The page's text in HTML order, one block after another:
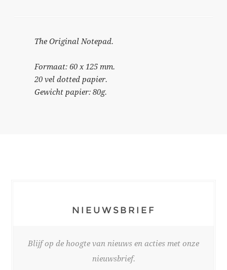
The Original Notepad.
Formaat: 60 x 125 mm.
20 vel dotted papier.
Gewicht papier: 80g.
NIEUWSBRIEF
Blijf op de hoogte van nieuws en acties met onze
nieuwsbrief.